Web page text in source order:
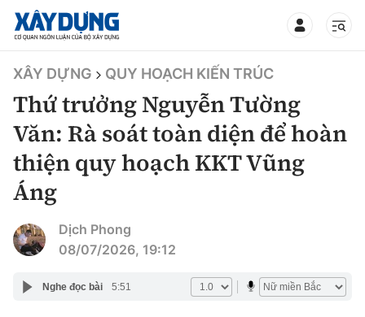
TIN BỘ XÂY DỰNG
CHUYÊN MỤC
Mới nhất
Thời sự
Chính trị
XÂY DỰNG QUY HOẠCH KIẾN TRÚC
Thứ trưởng Nguyễn Tường
Văn: Rà soát toàn diện để hoàn
thiện quy hoạch KKT Vũng
Áng
Dịch Phong
08/07/2026, 19:12
Nghe đọc bài 5:51